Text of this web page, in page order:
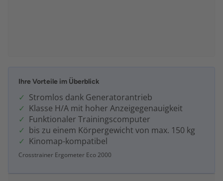
Ihre Vorteile im Überblick
Stromlos dank Generatorantrieb
Klasse H/A mit hoher Anzeigegenauigkeit
Funktionaler Trainingscomputer
bis zu einem Körpergewicht von max. 150 kg
Kinomap-kompatibel
Crosstrainer Ergometer Eco 2000